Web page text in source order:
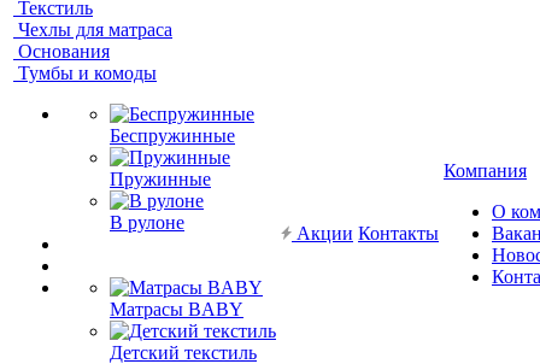
Текстиль
Чехлы для матраса
Основания
Тумбы и комоды
Беспружинные
Пружинные
В рулоне
Матрасы BABY
Детский текстиль
Акции Контакты
Компания
О